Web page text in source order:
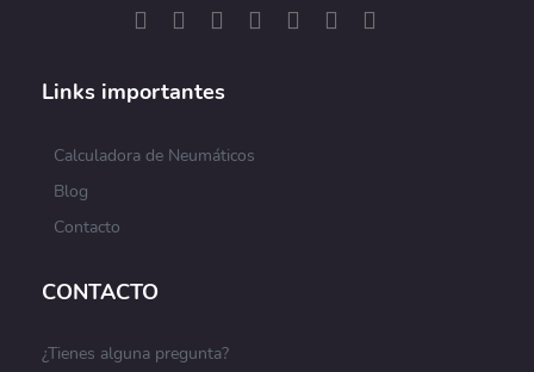
Links importantes
Calculadora de Neumáticos
Blog
Contacto
CONTACTO
¿Tienes alguna pregunta?